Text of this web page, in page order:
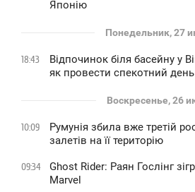
Японію
Понедельник, 27
18:43
Відпочинок біля басейну у
як провести спекотний день
Воскресенье, 26
10:09
Румунія збила вже третій
залетів на її територію
09:34
Ghost Rider: Раян Гослінг
Marvel